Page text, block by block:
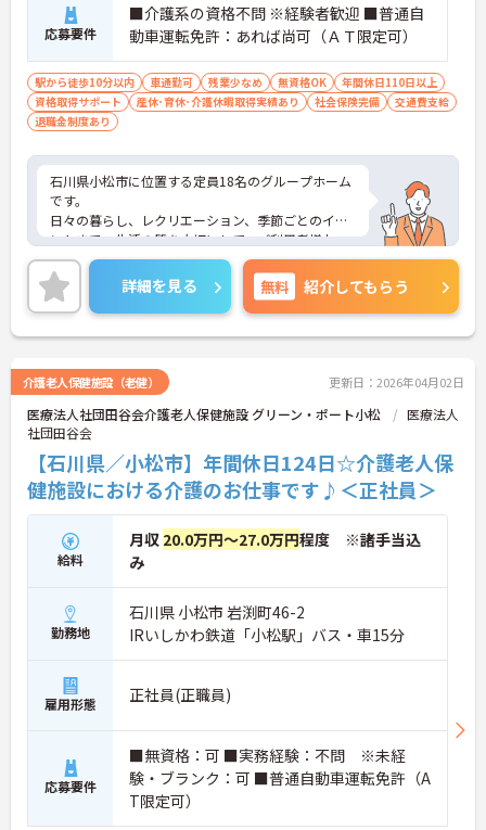
応募要件
■介護系の資格不問 ※経験者歓迎 ■普通自
動車運転免許：あれば尚可（ＡＴ限定可）
駅から徒歩10分以内 車通勤可 残業少なめ 無資格OK
年間休日110日以上
資格取得サポート
産休･育休･介護休暇取得実績あり 社会保険完備
交通費支給
退職金制度あり
石川県小松市に位置する定員18名のグループホーム
です。
日々の暮らし、レクリエーション、季節ごとのイベ
ントまで、生活の質を大切にして、ご利用者様お一
人お一人のケアを行っています。
介護系の資格がない方でもチャレンジいただけま
す。
年間休日120日と多めで、ワークライフバランスも
大切にしながらお仕事できる環境です。
に詳細をお話しいたしますのでお気軽にご相談くだ
さい！
詳細を見る 無料 紹介してもらう
介護老人保健施設（老健） 更新日：2026年04月02日
医療法人社団田谷会介護老人保健施設 グリーン・ポート小松
医療法人
社団田谷会
【石川県／小松市】年間休日124日☆介護老人保
健施設における介護のお仕事です♪＜正社員＞
給料
月収 20.0万円～27.0万円程度 ※諸手当込
み
勤務地
石川県 小松市 岩渕町46-2
IRいしかわ鉄道「小松駅」バス・車15分
雇用形態 正社員(正職員)
応募要件
■無資格：可 ■実務経験：不問 ※未経
験・ブランク：可 ■普通自動車運転免許（A
T限定可）